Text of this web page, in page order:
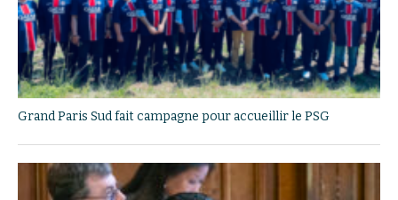
Grand Paris Sud fait campagne pour accueillir le PSG